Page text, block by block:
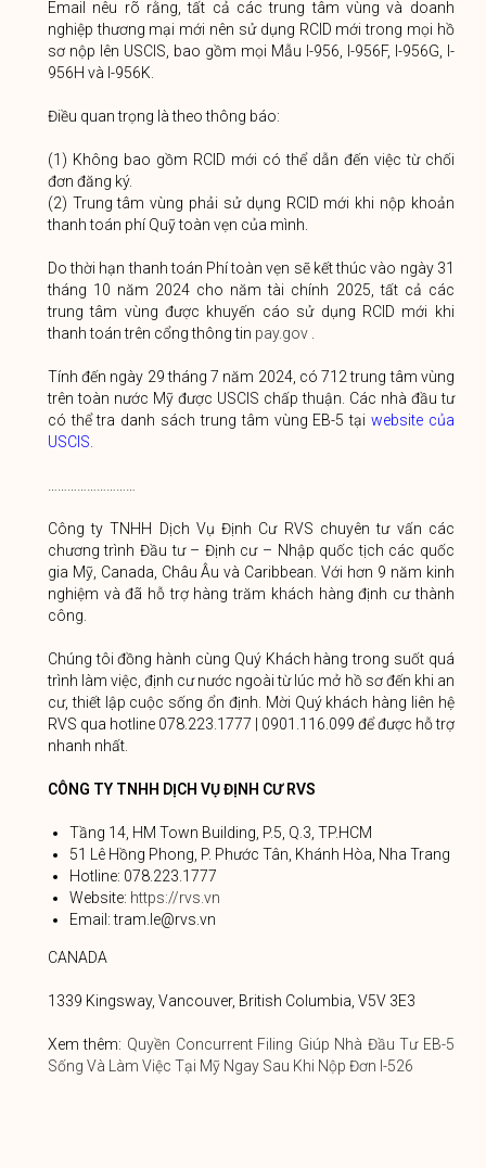
Email nêu rõ rằng, tất cả các trung tâm vùng và doanh
nghiệp thương mại mới nên sử dụng RCID mới trong mọi hồ
sơ nộp lên USCIS, bao gồm mọi Mẫu I-956, I-956F, I-956G, I-
956H và I-956K.
Điều quan trọng là theo thông báo:
(1) Không bao gồm RCID mới có thể dẫn đến việc từ chối
đơn đăng ký.
(2) Trung tâm vùng phải sử dụng RCID mới khi nộp khoản
thanh toán phí Quỹ toàn vẹn của mình.
Do thời hạn thanh toán Phí toàn vẹn sẽ kết thúc vào ngày 31
tháng 10 năm 2024 cho năm tài chính 2025, tất cả các
trung tâm vùng được khuyến cáo sử dụng RCID mới khi
thanh toán trên cổng thông tin pay.gov.
Tính đến ngày 29 tháng 7 năm 2024, có 712 trung tâm vùng
trên toàn nước Mỹ được USCIS chấp thuận. Các nhà đầu tư
có thể tra danh sách trung tâm vùng EB-5 tại website của
USCIS.
Công ty TNHH Dịch Vụ Định Cư RVS chuyên tư vấn các
chương trình Đầu tư – Định cư – Nhập quốc tịch các quốc
gia Mỹ, Canada, Châu Âu và Caribbean. Với hơn 9 năm kinh
nghiệm và đã hỗ trợ hàng trăm khách hàng định cư thành
công.
Chúng tôi đồng hành cùng Quý Khách hàng trong suốt quá
trình làm việc, định cư nước ngoài từ lúc mở hồ sơ đến khi an
cư, thiết lập cuộc sống ổn định. Mời Quý khách hàng liên hệ
RVS qua hotline 078.223.1777 | 0901.116.099 để được hỗ trợ
nhanh nhất.
CÔNG TY TNHH DỊCH VỤ ĐỊNH CƯ RVS
Tầng 14, HM Town Building, P.5, Q.3, TP.HCM
51 Lê Hồng Phong, P. Phước Tân, Khánh Hòa, Nha Trang
Hotline: 078.223.1777
Website: https://rvs.vn
Email: tram.le@rvs.vn
CANADA
1339 Kingsway, Vancouver, British Columbia, V5V 3E3
Xem thêm: Quyền Concurrent Filing Giúp Nhà Đầu Tư EB-5
Sống Và Làm Việc Tại Mỹ Ngay Sau Khi Nộp Đơn I-526